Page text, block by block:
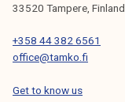
33520 Tampere, Finland
+358 44 382 6561
office@tamko.fi
Get to know us